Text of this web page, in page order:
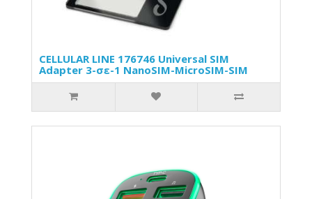
CELLULAR LINE 176746 Universal SIM
Adapter 3-σε-1 NanoSIM-MicroSIM-SIM